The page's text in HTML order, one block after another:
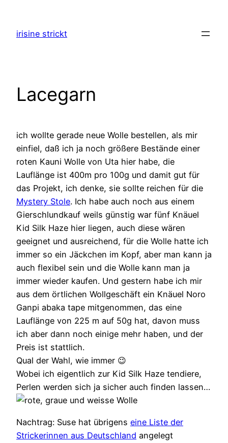
springen
irisine strickt
Lacegarn
ich wollte gerade neue Wolle bestellen, als mir
einfiel, daß ich ja noch größere Bestände einer
roten Kauni Wolle von Uta hier habe, die
Lauflänge ist 400m pro 100g und damit gut für
das Projekt, ich denke, sie sollte reichen für die
Mystery Stole. Ich habe auch noch aus einem
Gierschlundkauf weils günstig war fünf Knäuel
Kid Silk Haze hier liegen, auch diese wären
geeignet und ausreichend, für die Wolle hatte ich
immer so ein Jäckchen im Kopf, aber man kann ja
auch flexibel sein und die Wolle kann man ja
immer wieder kaufen. Und gestern habe ich mir
aus dem örtlichen Wollgeschäft ein Knäuel Noro
Ganpi abaka tape mitgenommen, das eine
Lauflänge von 225 m auf 50g hat, davon muss
ich aber dann noch einige mehr haben, und der
Preis ist stattlich.
Qual der Wahl, wie immer 😉
Wobei ich eigentlich zur Kid Silk Haze tendiere,
Perlen werden sich ja sicher auch finden lassen…
Nachtrag: Suse hat übrigens eine Liste der
Strickerinnen aus Deutschland angelegt